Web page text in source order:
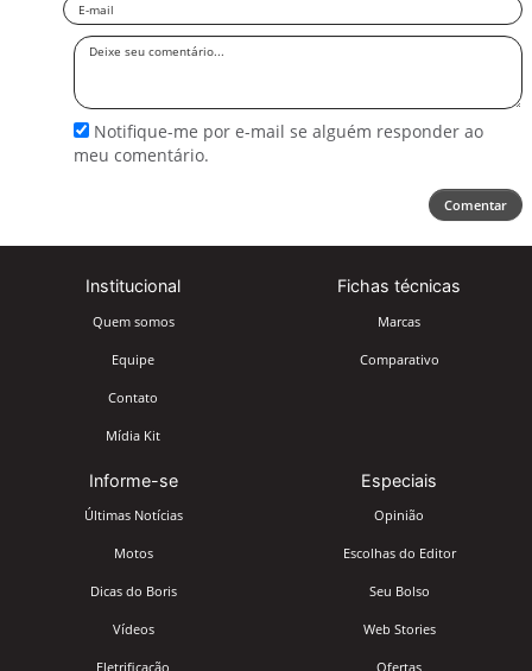
Deixe
Notifique-me por e-mail se alguém responder ao
meu comentário.
Comentar
Institucional
Quem somos
Equipe
Contato
Mídia Kit
Fichas técnicas
Marcas
Comparativo
Informe-se
Últimas Notícias
Motos
Dicas do Boris
Vídeos
Eletrificação
Especiais
Opinião
Escolhas do Editor
Seu Bolso
Web Stories
Ofertas